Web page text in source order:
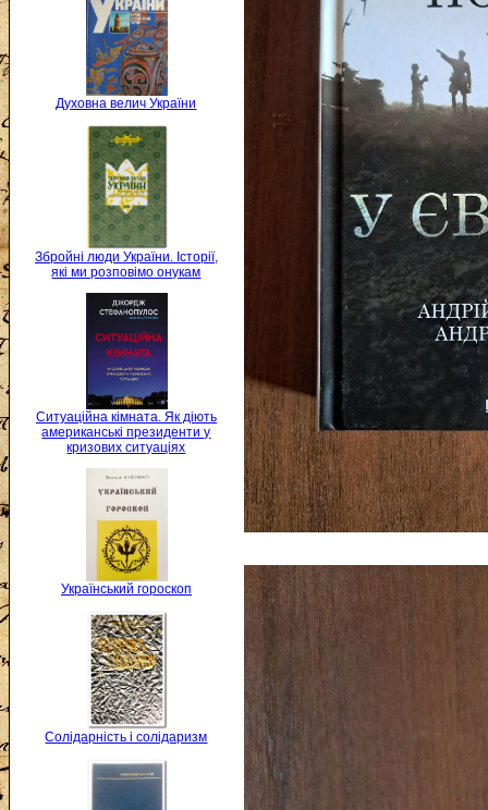
Духовна велич України
Збройні люди України. Історії,
які ми розповімо онукам
Ситуаційна кімната. Як діють
американські президенти у
кризових ситуаціях
Український гороскоп
Солідарність і солідаризм